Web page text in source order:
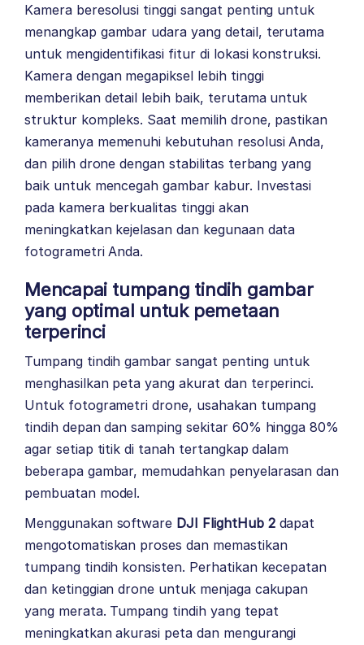
Kamera beresolusi tinggi sangat penting untuk
menangkap gambar udara yang detail, terutama
untuk mengidentifikasi fitur di lokasi konstruksi.
Kamera dengan megapiksel lebih tinggi
memberikan detail lebih baik, terutama untuk
struktur kompleks. Saat memilih drone, pastikan
kameranya memenuhi kebutuhan resolusi Anda,
dan pilih drone dengan stabilitas terbang yang
baik untuk mencegah gambar kabur. Investasi
pada kamera berkualitas tinggi akan
meningkatkan kejelasan dan kegunaan data
fotogrametri Anda.
Mencapai tumpang tindih gambar
yang optimal untuk pemetaan
terperinci
Tumpang tindih gambar sangat penting untuk
menghasilkan peta yang akurat dan terperinci.
Untuk fotogrametri drone, usahakan tumpang
tindih depan dan samping sekitar 60% hingga 80%
agar setiap titik di tanah tertangkap dalam
beberapa gambar, memudahkan penyelarasan dan
pembuatan model.
Menggunakan software DJI FlightHub 2dapat
mengotomatiskan proses dan memastikan
tumpang tindih konsisten. Perhatikan kecepatan
dan ketinggian drone untuk menjaga cakupan
yang merata. Tumpang tindih yang tepat
meningkatkan akurasi peta dan mengurangi